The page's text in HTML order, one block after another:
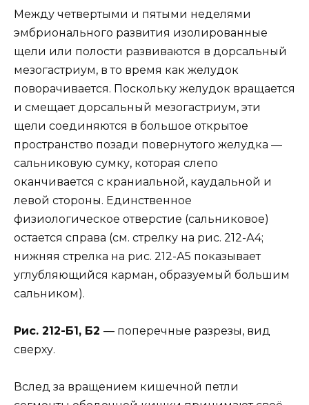
Между четвертыми и пятыми неделями
эмбрионального развития изолированные
щели или полости развиваются в дорсальный
мезогастриум, в то время как желудок
поворачивается. Поскольку желудок вращается
и смещает дорсальный мезогастриум, эти
щели соединяются в большое открытое
пространство позади повернутого желудка —
сальниковую сумку, которая слепо
оканчивается с краниальной, каудальной и
левой стороны. Единственное
физиологическое отверстие (сальниковое)
остается справа (см. стрелку на рис. 212-А4;
нижняя стрелка на рис. 212-А5 показывает
углубляющийся карман, образуемый большим
сальником).
Рис. 212-Б1, Б2 — поперечные разрезы, вид
сверху.
Вслед за вращением кишечной петли